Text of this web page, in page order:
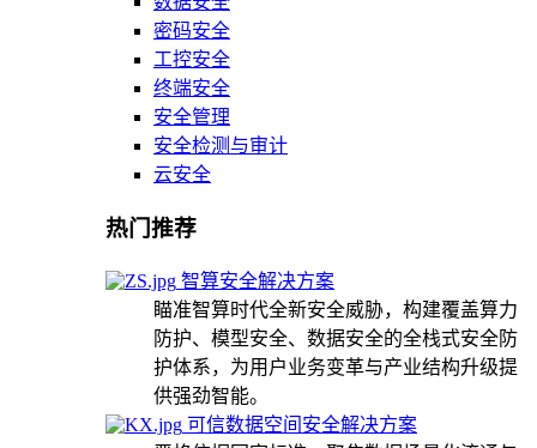
密码安全
工控安全
终端安全
安全管理
安全检测与审计
云安全
热门推荐
智算安全解决方案
瞄准智算时代全新安全威胁，构建覆盖算力
防护、模型安全、数据安全的全栈式安全防
护体系，为用户业务变革与产业结构升级提
供强劲智能。
可信数据空间安全解决方案